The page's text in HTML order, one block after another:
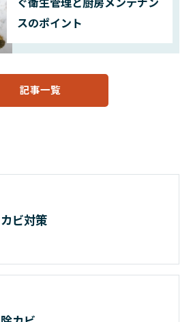
スのポイント
記事一覧
カビ対策